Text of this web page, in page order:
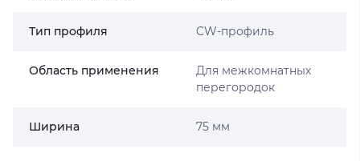
Тип профиля CW-профиль
Область применения
Для межкомнатных
перегородок
Ширина 75 мм